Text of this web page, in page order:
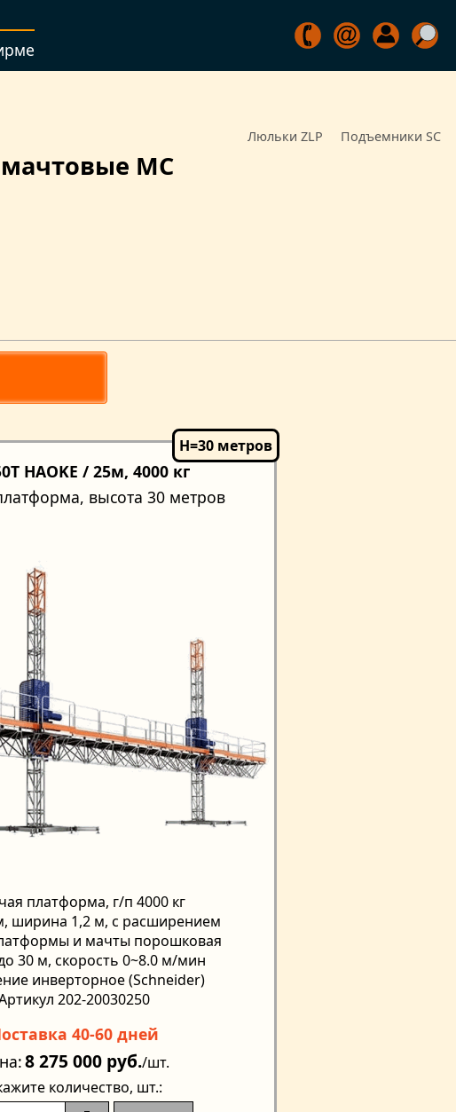
Люльки ZLP Подъемники SC
MC
HAOKE / 25м, 4000 кг
высота 30 метров
платформа, г/п 4000 кг
ширина 1,2 м, с расширением
и мачты порошковая
30 м, скорость 0~8.0 м/мин
инверторное (Schneider)
202-20030250
40-60 дней
8 275 000 руб./шт.
количество, шт.: